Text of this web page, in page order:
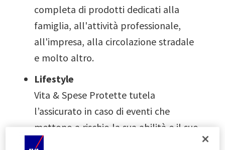
completa di prodotti dedicati alla
famiglia, all'attività professionale,
all'impresa, alla circolazione stradale
e molto altro.
Lifestyle
Vita & Spese Protette tutela
l’assicurato in caso di eventi che
mettono a rischio la sua abilità e il suo
reddito.